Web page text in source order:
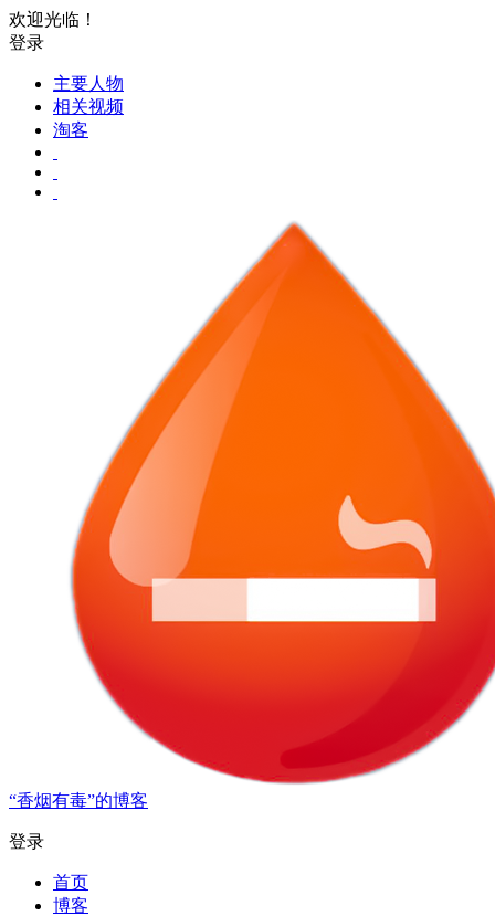
欢迎光临！
登录
主要人物
相关视频
淘客
“香烟有毒”的博客
登录
首页
博客